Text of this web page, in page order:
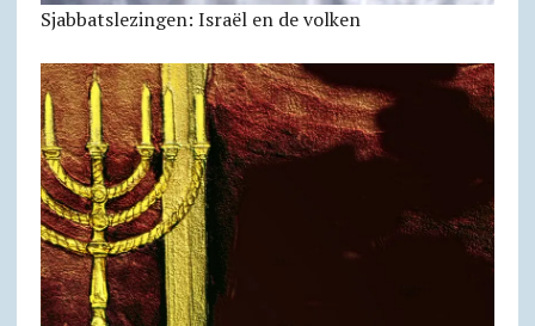
Sjabbatslezingen: Israël en de volken